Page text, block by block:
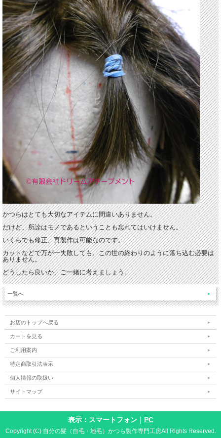
かつらはとても大切なアイテムに間違いありません。
だけど、所詮はモノであるということも忘れてはいけません。
いくらでも修正、再製作は可能なのです。
カットなどで万が一失敗しても、この世の終わりのように落ち込む必要は
ありません。
どうしたら良いか、ご一緒に考えましょう。
一覧へ
お店のトップへ戻る
カートを見る
ご利用案内
特定商取引法表示
個人情報の取扱い
サイトマップ
表示：スマートフォン｜ PC
Copyright (C) 自分の髪（自毛・地毛）かつら製作専門工房All Rights Reserved.